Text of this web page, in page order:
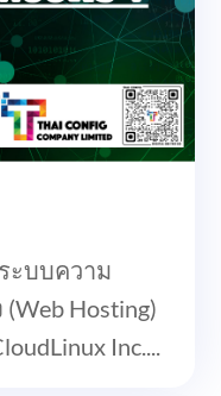
ะบบความ
Hosting)
Inc....